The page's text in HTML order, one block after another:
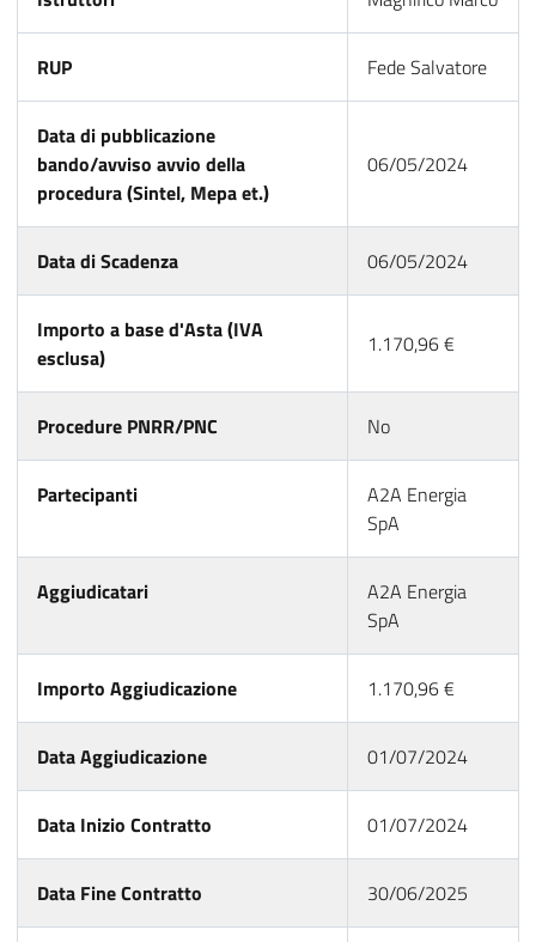
RUP Fede Salvatore
Data di pubblicazione
bando/avviso avvio della
procedura (Sintel, Mepa et.)
06/05/2024
Data di Scadenza 06/05/2024
Importo a base d'Asta (IVA
esclusa)
1.170,96 €
Procedure PNRR/PNC No
Partecipanti
A2A Energia
SpA
Aggiudicatari
A2A Energia
SpA
Importo Aggiudicazione 1.170,96 €
Data Aggiudicazione 01/07/2024
Data Inizio Contratto 01/07/2024
Data Fine Contratto 30/06/2025